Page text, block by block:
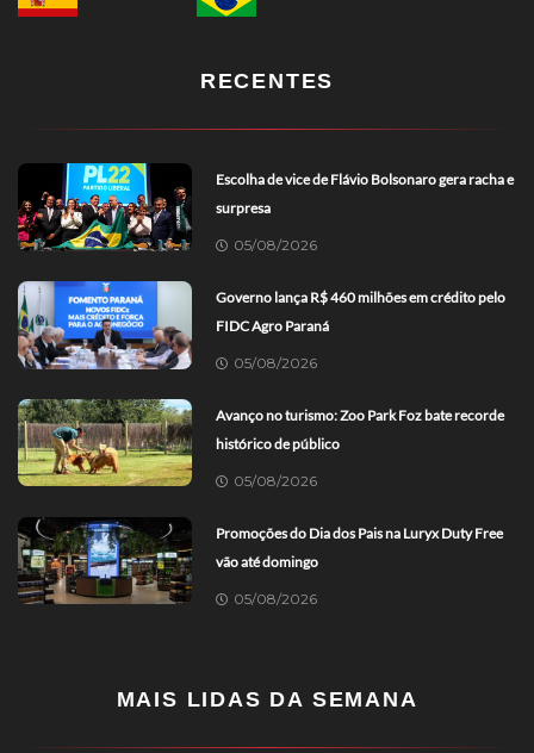
RECENTES
Escolha de vice de Flávio Bolsonaro gera racha e
surpresa
05/08/2026
Governo lança R$ 460 milhões em crédito pelo
FIDC Agro Paraná
05/08/2026
Avanço no turismo: Zoo Park Foz bate recorde
histórico de público
05/08/2026
Promoções do Dia dos Pais na Luryx Duty Free
vão até domingo
05/08/2026
MAIS LIDAS DA SEMANA